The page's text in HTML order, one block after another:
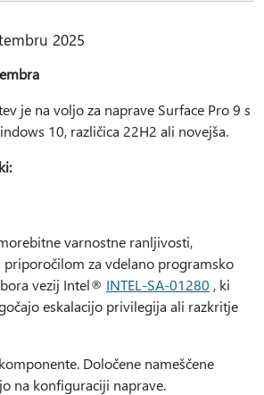
2025
je na voljo za naprave Surface Pro 9 s
10, različica 22H2 ali novejša.
varnostne ranljivosti,
priporočilom za vdelano programsko
vezij Intel® INTEL-SA-01280 , ki
eskalacijo privilegija ali razkritje
Določene nameščene
na konfiguraciji naprave.